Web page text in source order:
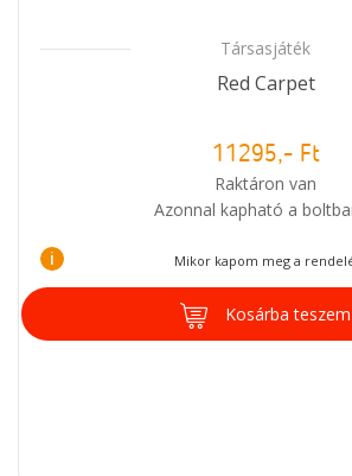
Társasjáték
Red Carpet
11295,- Ft
Raktáron van
Azonnal kapható a
i Mikor kapom meg a
Kosárba teszem